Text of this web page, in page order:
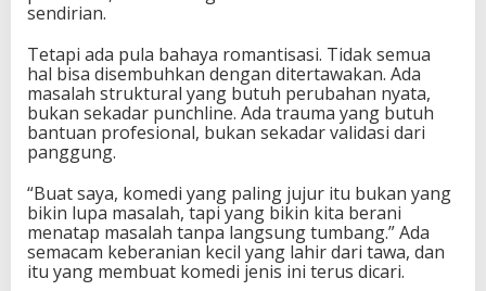
sendirian.
Tetapi ada pula bahaya romantisasi. Tidak semua
hal bisa disembuhkan dengan ditertawakan. Ada
masalah struktural yang butuh perubahan nyata,
bukan sekadar punchline. Ada trauma yang butuh
bantuan profesional, bukan sekadar validasi dari
panggung.
“Buat saya, komedi yang paling jujur itu bukan yang
bikin lupa masalah, tapi yang bikin kita berani
menatap masalah tanpa langsung tumbang.” Ada
semacam keberanian kecil yang lahir dari tawa, dan
itu yang membuat komedi jenis ini terus dicari.